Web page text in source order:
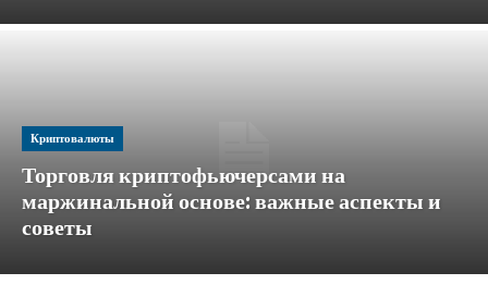
Криптовалюты
Торговля криптофьючерсами на
маржинальной основе: важные аспекты и
советы